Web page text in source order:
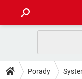
GRY
PORADY
Porady